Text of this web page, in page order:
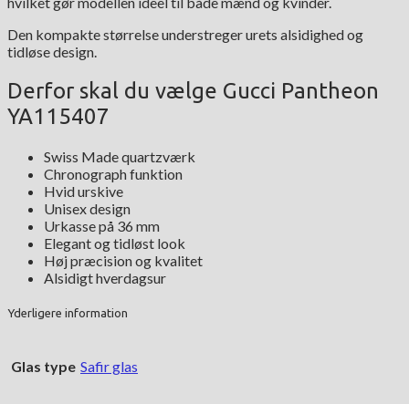
Den kompakte størrelse understreger urets alsidighed og
tidløse design.
Derfor skal du vælge Gucci Pantheon
YA115407
Swiss Made quartzværk
Chronograph funktion
Hvid urskive
Unisex design
Urkasse på 36 mm
Elegant og tidløst look
Høj præcision og kvalitet
Alsidigt hverdagsur
Yderligere information
Glas type Safir glas